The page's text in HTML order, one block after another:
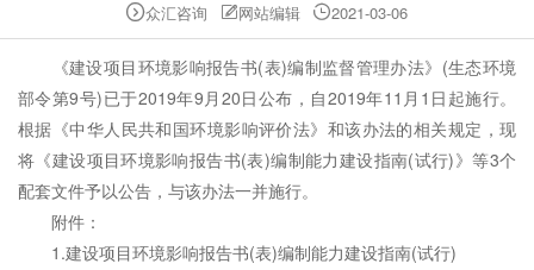
众汇咨询 网站编辑 2021-03-06
《建设项目环境影响报告书(表)编制监督管理办法》(生态环境
部令第9号)已于2019年9月20日公布，自2019年11月1日起施行。
根据《中华人民共和国环境影响评价法》和该办法的相关规定，现
将《建设项目环境影响报告书(表)编制能力建设指南(试行)》等3个
配套文件予以公告，与该办法一并施行。
附件：
1.建设项目环境影响报告书(表)编制能力建设指南(试行)